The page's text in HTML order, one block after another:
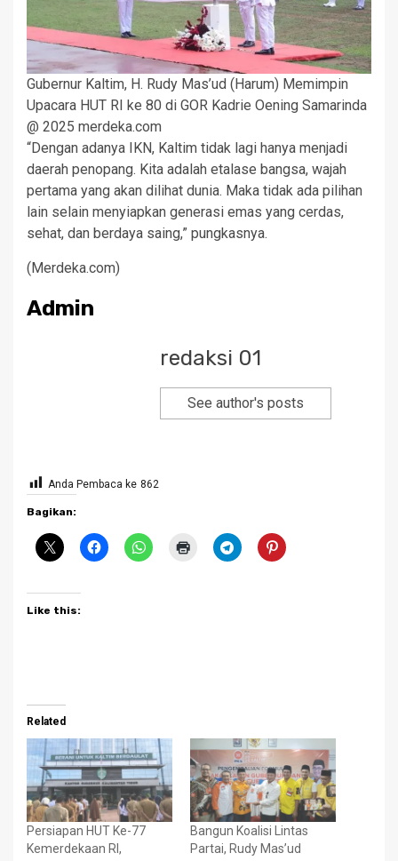
Gubernur Kaltim, H. Rudy Mas’ud (Harum) Memimpin
Upacara HUT RI ke 80 di GOR Kadrie Oening Samarinda
@ 2025 merdeka.com
“Dengan adanya IKN, Kaltim tidak lagi hanya menjadi
daerah penopang. Kita adalah etalase bangsa, wajah
pertama yang akan dilihat dunia. Maka tidak ada pilihan
lain selain menyiapkan generasi emas yang cerdas,
sehat, dan berdaya saing,” pungkasnya.
(Merdeka.com)
Admin
redaksi 01
See author's posts
Anda Pembaca ke 862
Bagikan:
Like this:
Related
Persiapan HUT Ke-77
Kemerdekaan RI,
Bangun Koalisi Lintas
Partai, Rudy Mas’ud